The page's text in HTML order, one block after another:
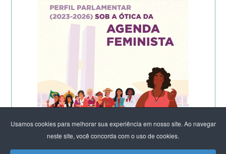
Usamos cookies para melhorar sua experiência em nosso site. Ao navegar
neste site, você concorda com o uso de cookies.